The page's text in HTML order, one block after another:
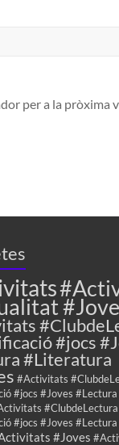
per a la pròxima
#jocs
#Literatura
#Activitats
#jocs #Joves
#ClubdeLectura
#jocs #Joves
#Joves